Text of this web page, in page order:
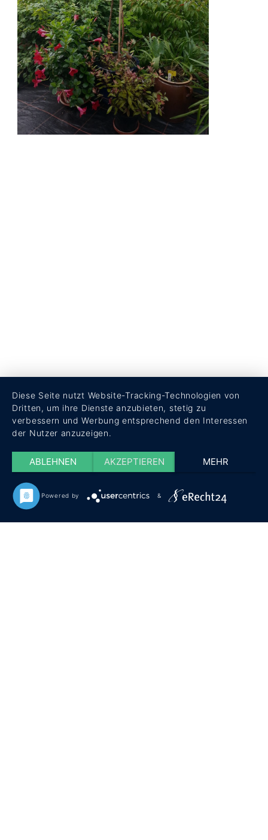
Diese Seite nutzt Website-Tracking-Technologien von
Dritten, um ihre Dienste anzubieten, stetig zu
verbessern und Werbung entsprechend den Interessen
der Nutzer anzuzeigen.
ABLEHNEN AKZEPTIEREN MEHR
Powered by &